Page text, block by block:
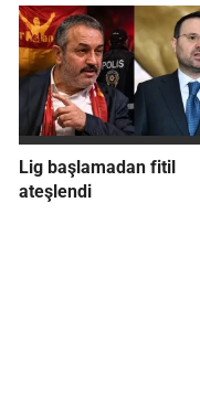
Lig başlamadan fitil
ateşlendi